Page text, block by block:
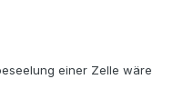
einer Zelle wäre